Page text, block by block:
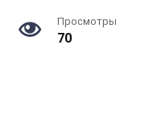
Просмотры
70